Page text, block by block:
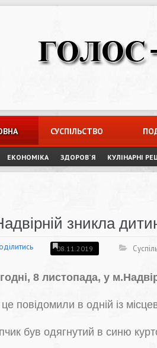
СУСПІЛЬСТВО
ЕКОНОМІКА ЗДОРОВ`Я КУЛІНАРНІ
зникла
08.11.2019
8 листопада, у
повідомили в одній із
був одягнутий в синю